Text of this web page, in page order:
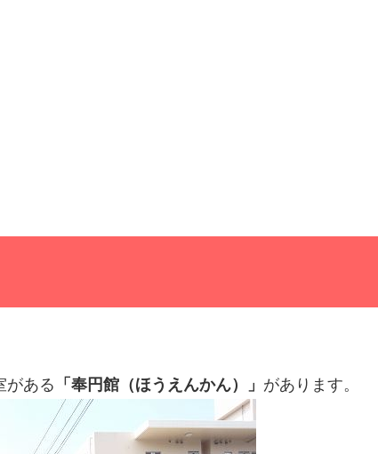
がある 「奉円館（ほうえんかん）」 があります。